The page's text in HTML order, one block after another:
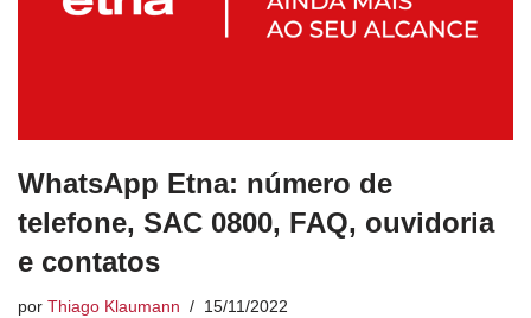
WhatsApp Etna: número de
telefone, SAC 0800, FAQ, ouvidoria
e contatos
por Thiago Klaumann 15/11/2022